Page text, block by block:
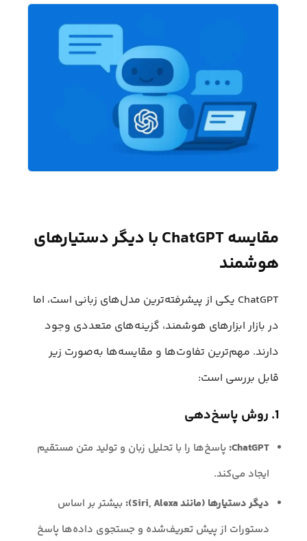
مقایسه ChatGPT با دیگر دستیارهای
هوشمند
ChatGPT یکی از پیشرفته‌ترین مدل‌های زبانی است، اما
در بازار ابزارهای هوشمند، گزینه‌های متعددی وجود
دارند. مهم‌ترین تفاوت‌ها و مقایسه‌ها به‌صورت زیر
قابل بررسی است:
1. روش پاسخ‌دهی
ChatGPT: پاسخ‌ها را با تحلیل زبان و تولید متن مستقیم
ایجاد می‌کند.
دیگر دستیارها (مانند Siri, Alexa):
بیشتر بر اساس
دستورات از پیش تعریف‌شده و جستجوی داده‌ها پاسخ